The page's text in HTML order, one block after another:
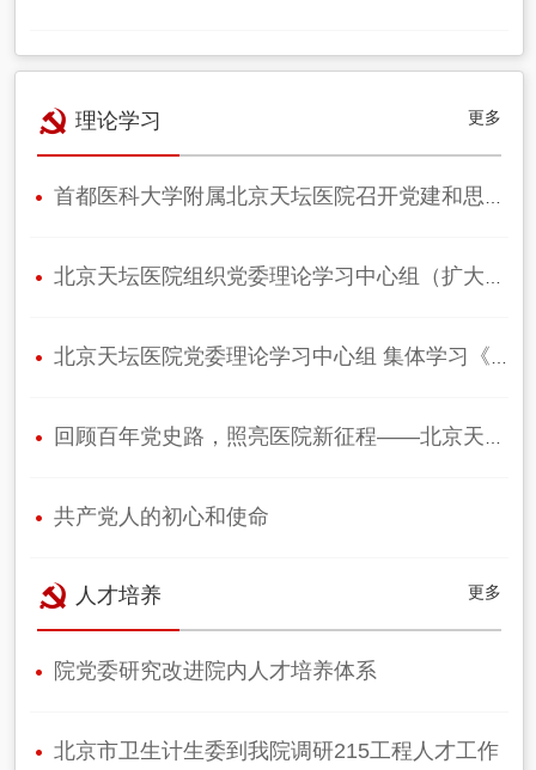
更多
理论学习
首都医科大学附属北京天坛医院召开党建和思想政治工作领导小组（扩大）会议
北京天坛医院组织党委理论学习中心组（扩大）集体学习
北京天坛医院党委理论学习中心组 集体学习《中共中央关于加强对“一把手”…
回顾百年党史路，照亮医院新征程——北京天坛医院举行党委理论学习中心组学习…
共产党人的初心和使命
更多
人才培养
院党委研究改进院内人才培养体系
北京市卫生计生委到我院调研215工程人才工作